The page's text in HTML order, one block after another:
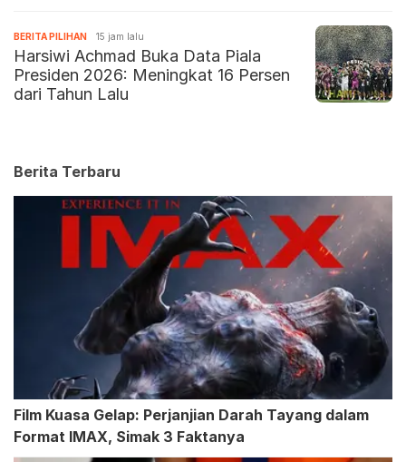
BERITA PILIHAN 15 jam lalu
Harsiwi Achmad Buka Data Piala
Presiden 2026: Meningkat 16 Persen
dari Tahun Lalu
Berita Terbaru
Film Kuasa Gelap: Perjanjian Darah Tayang dalam
Format IMAX, Simak 3 Faktanya